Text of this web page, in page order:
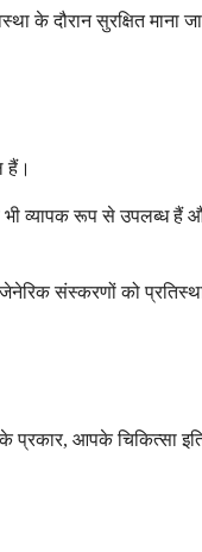
के दौरान सुरक्षित
हैं।
व्यापक रूप से उपलब्ध हैं
संस्करणों को
आपके चिकित्सा